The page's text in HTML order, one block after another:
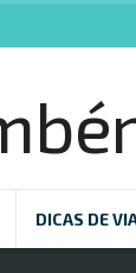
DICAS DE